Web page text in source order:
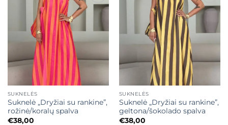
Mėgstamiausias
SUKNELĖS
Suknelė „Dryžiai su rankine”,
rožinė/koralų spalva
€38,00
Mėgstamiausias
SUKNELĖS
Suknelė „Dryžiai su rankine”,
geltona/šokolado spalva
€38,00